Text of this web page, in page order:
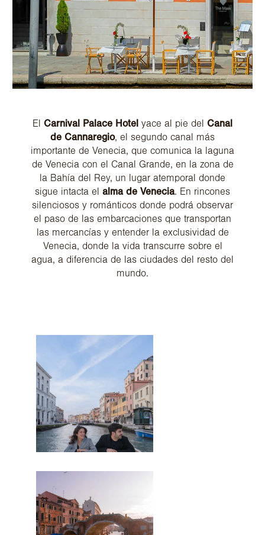
El Carnival Palace Hotel yace al pie del Canal
de Cannaregio, el segundo canal más
importante de Venecia, que comunica la laguna
de Venecia con el Canal Grande, en la zona de
la Bahía del Rey, un lugar atemporal donde
sigue intacta el alma de Venecia. En rincones
silenciosos y románticos donde podrá observar
el paso de las embarcaciones que transportan
las mercancías y entender la exclusividad de
Venecia, donde la vida transcurre sobre el
agua, a diferencia de las ciudades del resto del
mundo.